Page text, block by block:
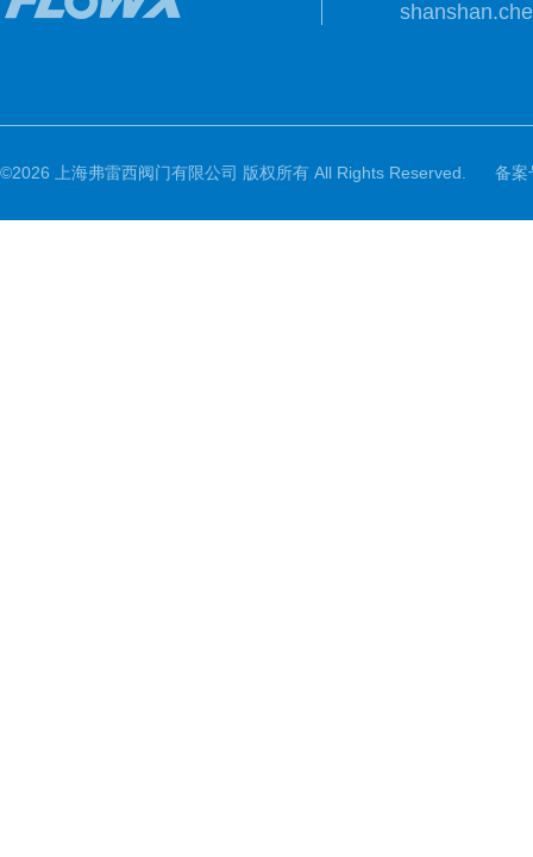
©2026 上海弗雷西阀门有限公司 版权所有 All Rights Reserved. 备案